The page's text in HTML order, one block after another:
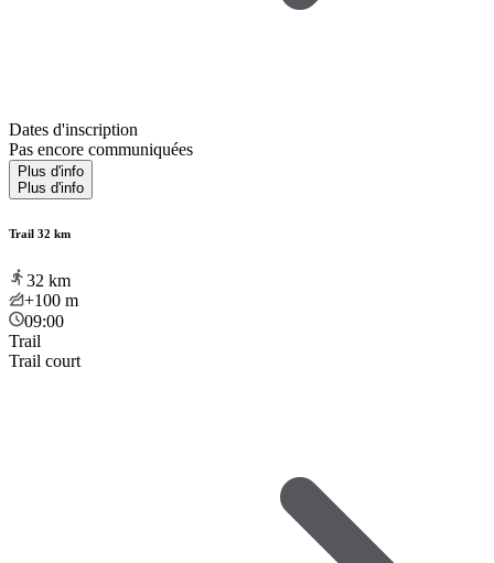
Dates d'inscription
Pas encore communiquées
Plus d'info
Plus d'info
Trail 32 km
32 km
+100 m
09:00
Trail
Trail court